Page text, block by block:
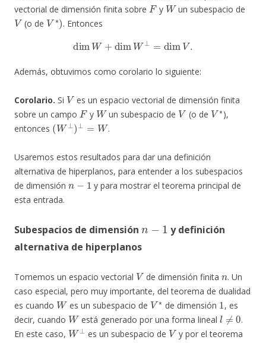
vectorial de dimensión finita sobre
y un subespacio de
V
(o de
V∗)
. Entonces
dimW dimW⊥ dim V.
Además, obtuvimos como corolario lo siguiente:
Corolario. Si
V
es un espacio vectorial de dimensión finita
sobre un campo
F
y
W
un subespacio de
V
(o de
V∗
),
entonces
(W⊥) ⊥ =W
.
Usaremos estos resultados para dar una definición
alternativa de hiperplanos, para entender a los subespacios
de dimensión
n−1
y para mostrar el teorema principal de
esta entrada.
Subespacios de dimensión
y definición
alternativa de hiperplanos
Tomemos un espacio vectorial
V
de dimensión finita . Un
caso especial, pero muy importante, del teorema de dualidad
es cuando
W
es un subespacio de
V∗
de dimensión
1
, es
decir, cuando
W
está generado por una forma lineal
l≠ 0
.
En este caso,
W⊥
es un subespacio de
V
y por el teorema